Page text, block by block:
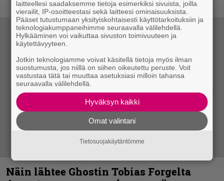
Näin lähtee Ghostin Tobias Forgelta
laitteellesi saadaksemme tietoja esimerkiksi sivuista, joilla
vierailit, IP-osoitteestasi sekä laitteesi ominaisuuksista.
Pääset tutustumaan yksityiskohtaisesti käyttötarkoituksiin ja
teknologiakumppaneihimme seuraavalla välilehdellä.
Hylkääminen voi vaikuttaa sivuston toimivuuteen ja
käytettävyyteen.
Jotkin teknologiamme voivat käsitellä tietoja myös ilman
suostumusta, jos niillä on siihen oikeutettu peruste. Voit
vastustaa tätä tai muuttaa asetuksiasi milloin tahansa
seuraavalla välilehdellä.
Hyväksyn kaikki
Omat valintani
Tietosuojakäytäntömme